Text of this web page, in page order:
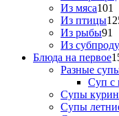
Из мяса101
Из птицы
Из рыбы91
Из
Блюда на первое
Разные
Суп с
Супы
Супы